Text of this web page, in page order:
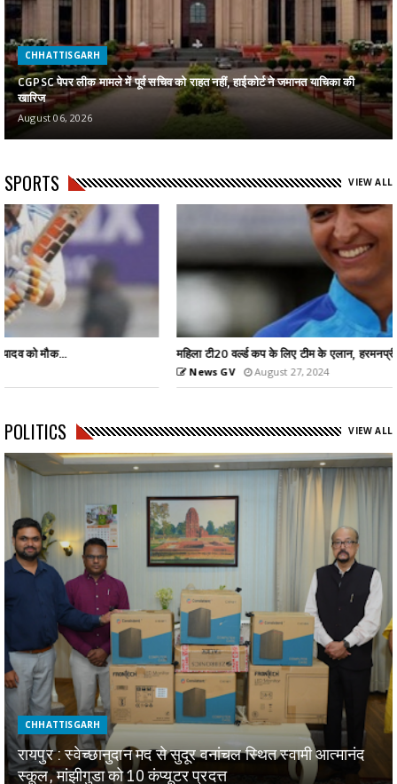
CHHATTISGARH
CGPSC पेपर लीक मामले में पूर्व सचिव को राहत नहीं, हाईकोर्ट ने जमानत याचिका की
खारिज
August 06, 2026
SPORTS VIEW ALL
महिला टी20 वर्ल्ड कप के लिए टीम के एलान, हरमनप्रीत को कप्तान...
POLITICS VIEW ALL
CHHATTISGARH
रायपुर : स्वेच्छानुदान मद से सुदूर वनांचल स्थित स्वामी आत्मानंद
स्कूल, मांझीगुडा को 10 कंप्यूटर प्रदत्त